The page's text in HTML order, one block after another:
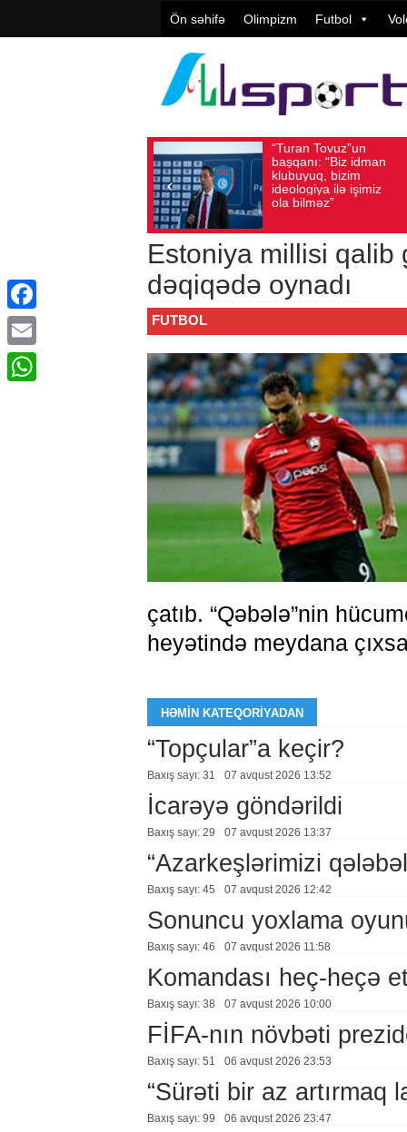
Ön səhifə Olimpizm Futbol
başqanı: “Biz idman
klubuyuq, bizim
ideologiya ilə işimiz
ola bilməz”
Vüqar
Avqust 05, 2026
Estoniya millisi qalib
dəqiqədə oynadı
FUTBOL
çatıb. “Qəbələ”nin
heyətində meydana
HƏMIN KATEQORIYADAN
“Topçular”a keçir?
Baxış sayı: 31 07 avqust 2026 13:52
İcarəyə göndərildi
Baxış sayı: 29 07 avqust 2026 13:37
“Azarkeşlərimizi
Baxış sayı: 45 07 avqust 2026 12:42
Sonuncu yoxlama
Baxış sayı: 46 07 avqust 2026 11:58
Komandası heç-heçə
Baxış sayı: 38 07 avqust 2026 10:00
FİFA-nın növbəti
Baxış sayı: 51 06 avqust 2026 23:53
“Sürəti bir az artırmaq
Baxış sayı: 99 06 avqust 2026 23:47
Facebook
Email